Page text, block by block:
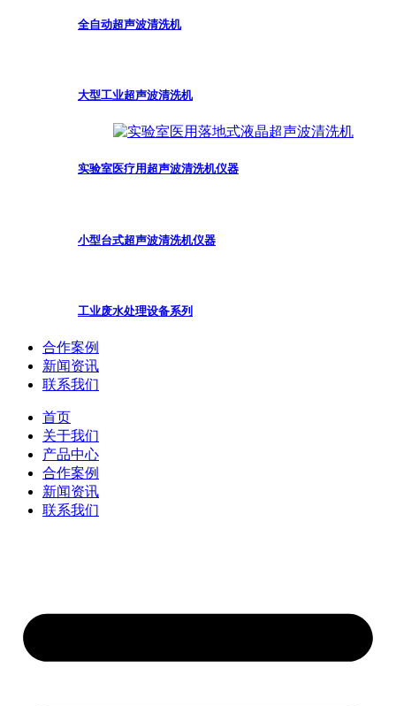
全自动超声波清洗机
大型工业超声波清洗机
实验室医疗用超声波清洗机仪器
小型台式超声波清洗机仪器
工业废水处理设备系列
合作案例
新闻资讯
联系我们
首页
关于我们
产品中心
合作案例
新闻资讯
联系我们